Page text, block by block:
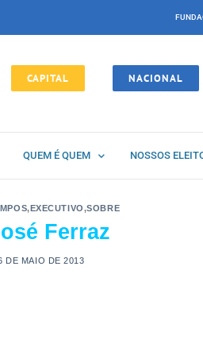
CAPITAL NACIONAL
QUEM É QUEM NOSSOS
,EXECUTIVO,SOBRE
Ferraz
DE MAIO DE 2013